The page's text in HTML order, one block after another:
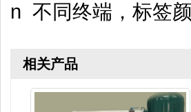
n 不同终端，标签
相关产品